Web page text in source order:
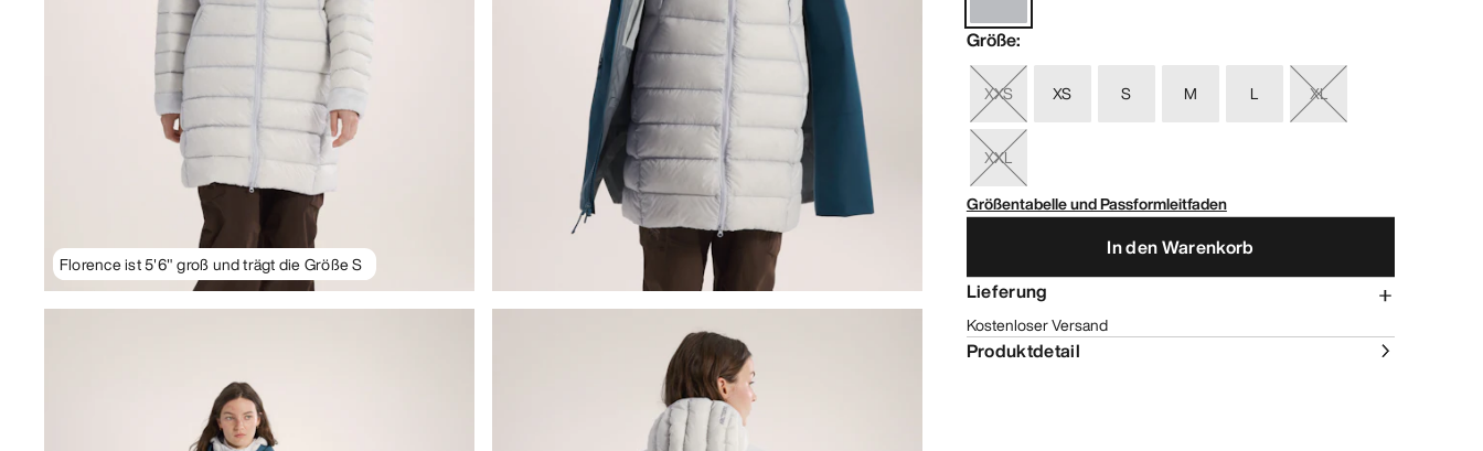
Florence ist 5'6" groß und trägt die Größe S
Größe:
XXS XS S M L XL
XXL
Größentabelle und Passformleitfaden
In den Warenkorb
Lieferung
Kostenloser Versand
Produktdetail